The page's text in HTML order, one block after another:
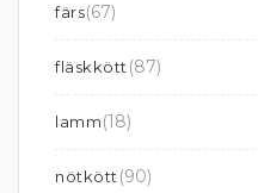
färs(67)
fläskkött(87)
lamm(18)
nötkött(90)